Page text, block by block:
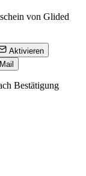
von Glided
Aktivieren
Bestätigung